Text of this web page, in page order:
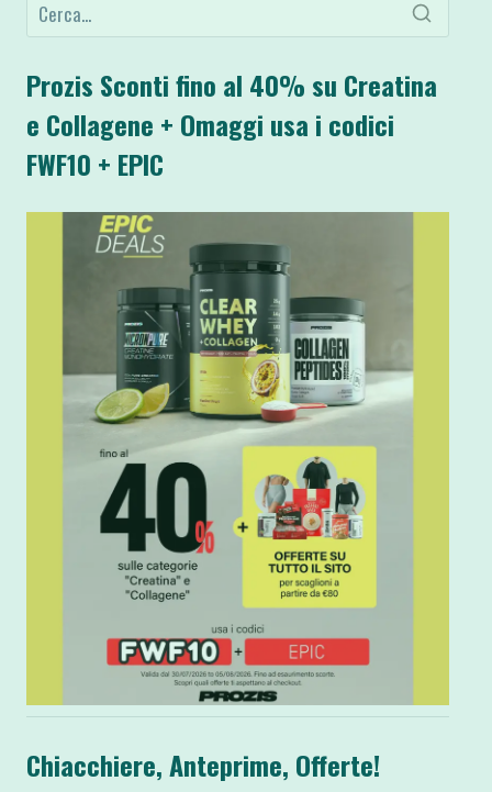
Prozis Sconti fino al 40% su Creatina
e Collagene + Omaggi usa i codici
FWF10 + EPIC
Chiacchiere, Anteprime, Offerte!